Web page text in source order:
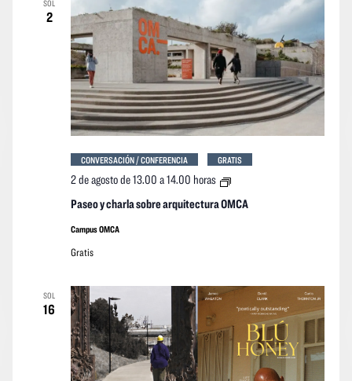
SOL
2
Paseo y charla sobre arquitectura OMCA
2 de agosto de 13.00 a14.00 horas
Paseo
charla
CONVERSACIÓN / CONFERENCIA GRATIS
Campus OMCA
Gratis
SOL
16